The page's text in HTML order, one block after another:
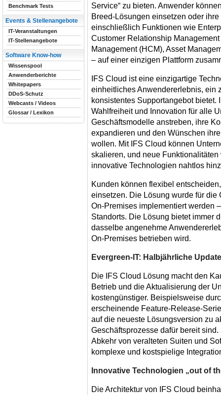
Service“ zu bieten. Anwender
Breed-Lösungen einsetzen oder
einschließlich Funktionen wie
Customer Relationship
Management (HCM), Asset
– auf einer einzigen Plattform
IFS Cloud ist eine einzigartige
einheitliches Anwendererlebnis, ein
konsistentes Supportangebot
Wahlfreiheit und Innovation für alle
Geschäftsmodelle anstreben, ihre
expandieren und den Wünschen
wollen. Mit IFS Cloud können
skalieren, und neue
innovative Technologien nahtlos
Kunden können flexibel
einsetzen. Die Lösung wurde für
On-Premises implementiert werden
Standorts. Die Lösung bietet immer
dasselbe angenehme
On-Premises betrieben wird.
Evergreen-IT: Halbjährliche
Die IFS Cloud Lösung macht den
Betrieb und die Aktualisierung der
kostengünstiger. Beispielsweise
erscheinende Feature-Release-
auf die neueste Lösungsversion zu
Geschäftsprozesse dafür bereit
Abkehr von veralteten Suiten und
komplexe und kostspielige
Innovative Technologien „out of
Die Architektur von IFS Cloud
Benchmark Tests
Events & Stellenangebote
IT-Veranstaltungen
IT-Stellenangebote
Software Know-how
Wissenspool
Anwenderberichte
Whitepapers
DDoS-Schutz
Webcasts / Videos
Glossar / Lexikon